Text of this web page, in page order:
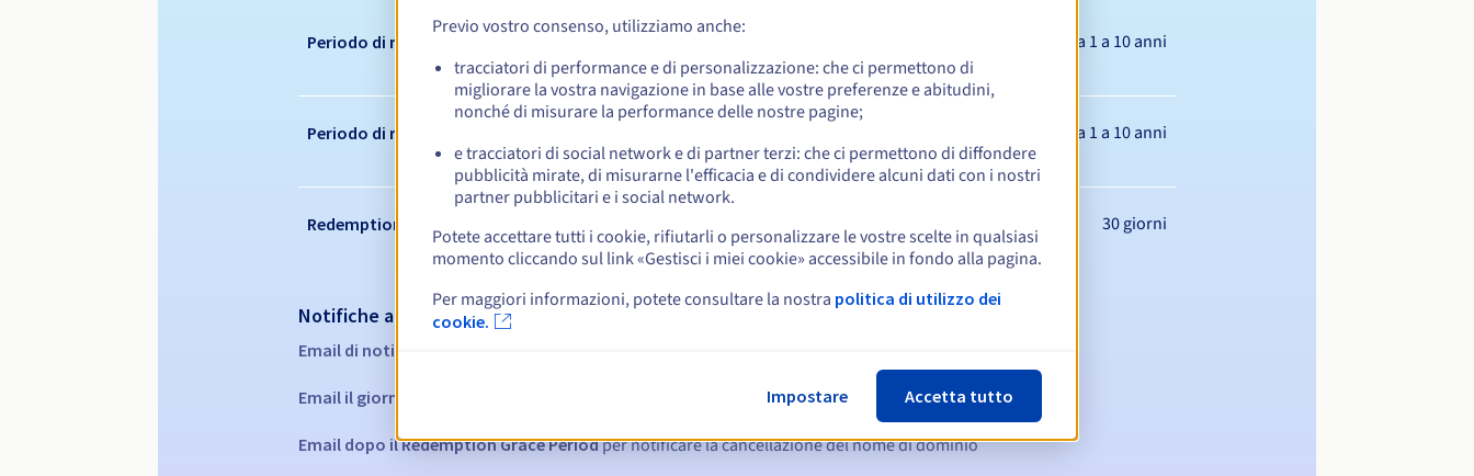
Periodo di registrazione Da 1 a 10 anni
Periodo di rinnovo Da 1 a 10 anni
Redemption period 30 giorni
Notifiche automatiche:
Email di notifica:
Email il giorno della scadenza per notificare la sospensione del nome di dominio
Email dopo il Redemption Grace Periodper notificare la cancellazione del nome di dominio
Previo vostro consenso, utilizziamo anche:
tracciatori di performance e di personalizzazione: che ci permettono di
migliorare la vostra navigazione in base alle vostre preferenze e abitudini,
nonché di misurare la performance delle nostre pagine;
e tracciatori di social network e di partner terzi: che ci permettono di diffondere
pubblicità mirate, di misurarne l'efficacia e di condividere alcuni dati con i nostri
partner pubblicitari e i social network.
Potete accettare tutti i cookie, rifiutarli o personalizzare le vostre scelte in qualsiasi
momento cliccando sul link «Gestisci i miei cookie» accessibile in fondo alla pagina.
Per maggiori informazioni, potete consultare la nostra politica di utilizzo dei
cookie.
Impostare Accetta tutto